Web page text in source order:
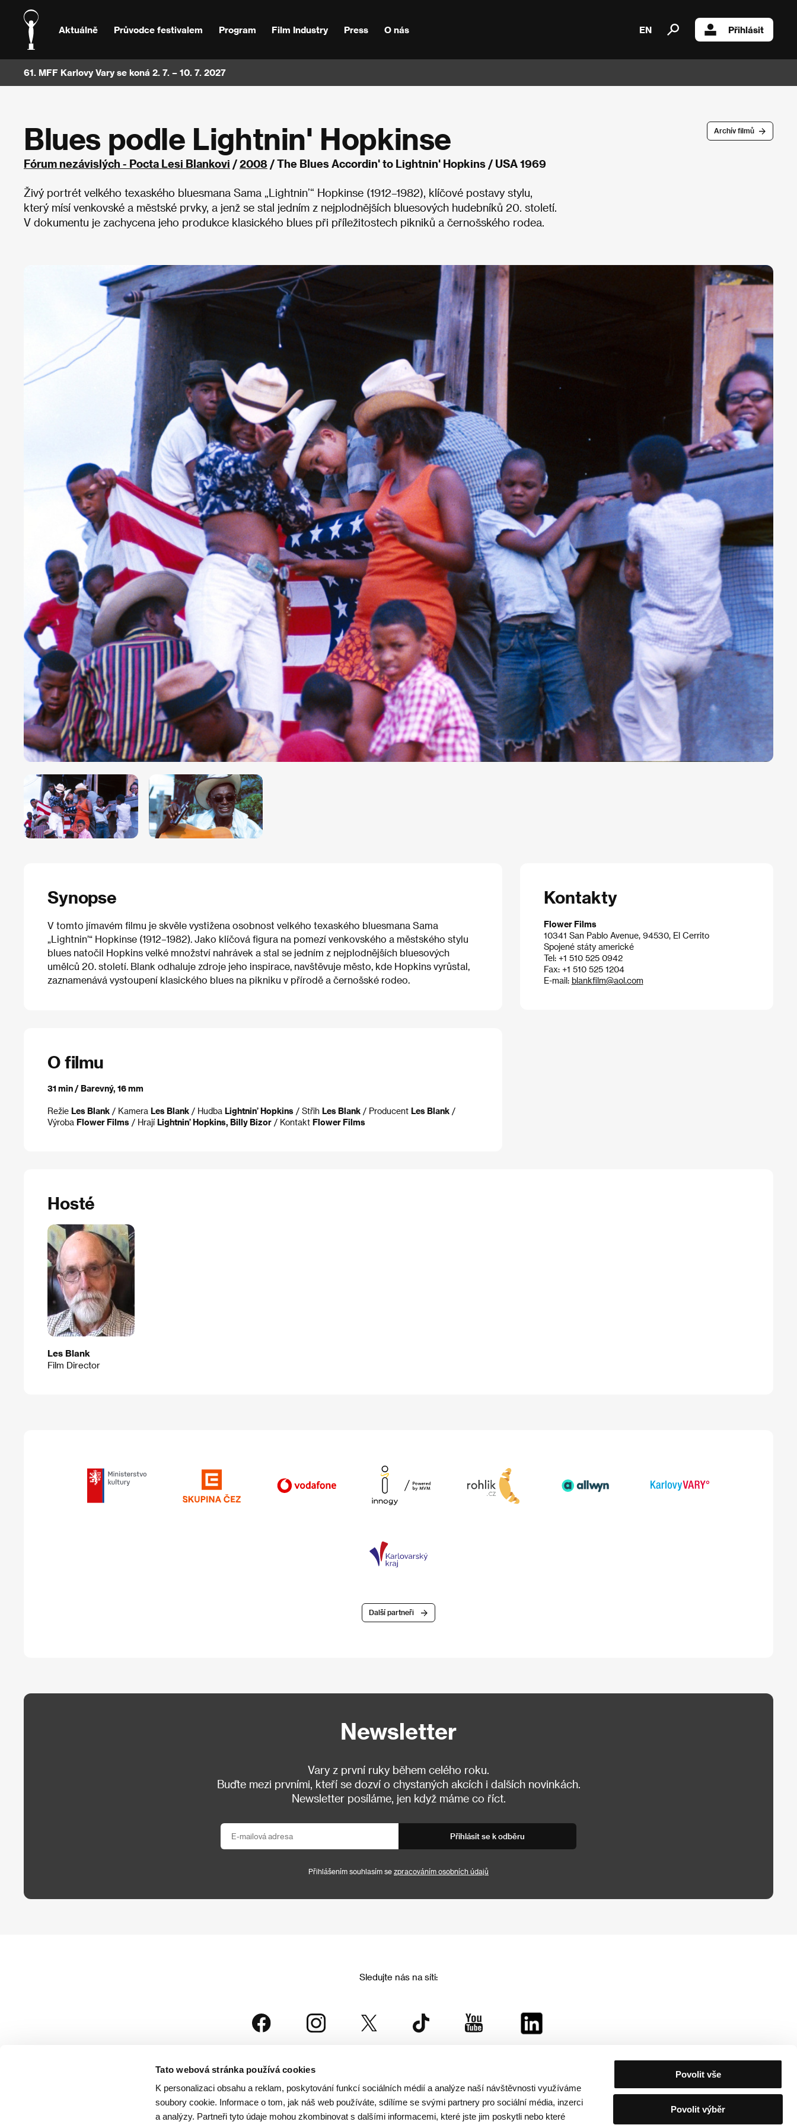
Tato webová stránka používá cookies
K personalizaci obsahu a reklam, poskytování funkcí sociálních médií a analýze naší návštěvnosti využíváme
soubory cookie. Informace o tom, jak náš web používáte, sdílíme se svými partnery pro sociální média, inzerci
a analýzy. Partneři tyto údaje mohou zkombinovat s dalšími informacemi, které jste jim poskytli nebo které
Povolit vše
Povolit výběr
Aktuálně Průvodce festivalem Program Film Industry Press O nás EN Přihlásit
61. MFF Karlovy Vary se koná 2. 7. – 10. 7. 2027
Archív filmů
Blues podle Lightnin' Hopkinse
Fórum nezávislých - Pocta Lesi Blankovi /2008 / The Blues Accordin' to Lightnin' Hopkins / USA 1969
Živý portrét velkého texaského bluesmana Sama „Lightnin’“ Hopkinse (1912–1982), klíčové postavy stylu,
který mísí venkovské a městské prvky, a jenž se stal jedním z nejplodnějších bluesových hudebníků 20. století.
V dokumentu je zachycena jeho produkce klasického blues při příležitostech pikniků a černošského rodea.
Synopse
V tomto jímavém filmu je skvěle vystižena osobnost velkého texaského bluesmana Sama
„Lightnin’“ Hopkinse (1912–1982). Jako klíčová figura na pomezí venkovského a městského stylu
blues natočil Hopkins velké množství nahrávek a stal se jedním z nejplodnějších bluesových
umělců 20. století. Blank odhaluje zdroje jeho inspirace, navštěvuje město, kde Hopkins vyrůstal,
zaznamenává vystoupení klasického blues na pikniku v přírodě a černošské rodeo.
O filmu
31 min / Barevný, 16 mm
Režie Les Blank / Kamera Les Blank / Hudba Lightnin’ Hopkins / Střih Les Blank / Producent Les Blank /
Výroba Flower Films / Hrají Lightnin’ Hopkins, Billy Bizor / Kontakt Flower Films
Kontakty
Flower Films
10341 San Pablo Avenue, 94530, El Cerrito
Spojené státy americké
Tel: +1 510 525 0942
Fax: +1 510 525 1204
E-mail: blankfilm@aol.com
Hosté
Les Blank
Film Director
Další partneři
Newsletter
Vary z první ruky během celého roku.
Buďte mezi prvními, kteří se dozví o chystaných akcích i dalších novinkách.
Newsletter posíláme, jen když máme co říct.
Přihlásit se k odběru
Přihlášením souhlasím se zpracováním osobních údajů
Sledujte nás na síti:
je součástí rodiny KVIFF Group, která zastřešuje i další projekty: